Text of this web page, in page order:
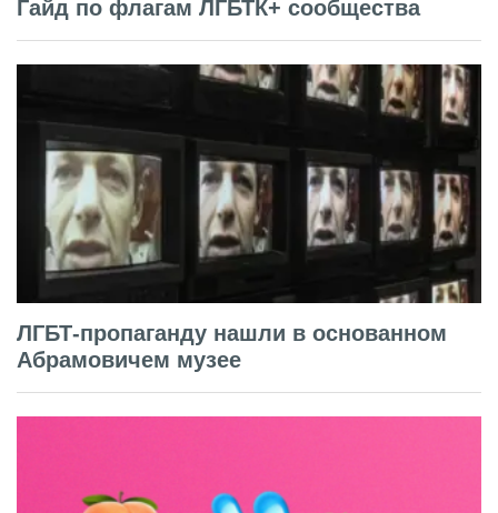
Гайд по флагам ЛГБТК+ сообщества
ЛГБТ-пропаганду нашли в основанном
Абрамовичем музее